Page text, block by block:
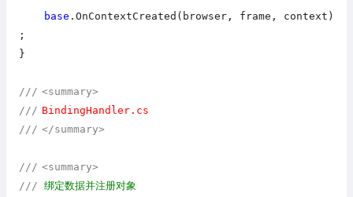
base .OnContextCreated(browser, frame, context)
;
}
/// <summary>
/// BindingHandler.cs
/// </summary>
/// <summary>
/// 绑定数据并注册对象